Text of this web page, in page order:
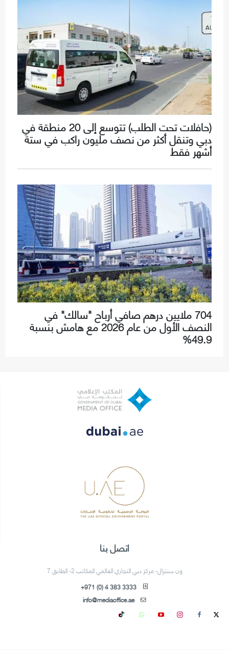
(حافلات تحت الطلب) تتوسع إلى 20 منطقة في
دبي وتنقل أكثر من نصف مليون راكب في ستة
أشهر فقط
704 ملايين درهم صافي أرباح "سالك" في
النصف الأول من عام 2026 مع هامش بنسبة
49.9%
اتصل بنا
ون سنترال- مركز دبي التجاري العالمي المكاتب 2- الطابق 7
+971 (0) 4 383 3333
info@mediaoffice.ae